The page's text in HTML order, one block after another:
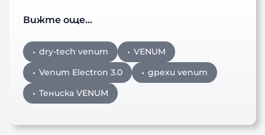
Вижте още…
dry-tech venum
VENUM
Venum Electron 3.0
дрехи venum
Тениска VENUM